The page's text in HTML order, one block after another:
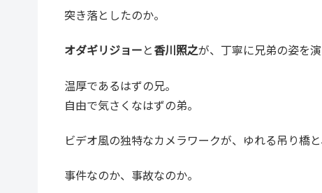
突き落としたのか。
オダギリジョーと香川照之が、丁寧に兄弟の姿を演
温厚であるはずの兄。
自由で気さくなはずの弟。
ビデオ風の独特なカメラワークが、ゆれる吊り橋
事件なのか、事故なのか。